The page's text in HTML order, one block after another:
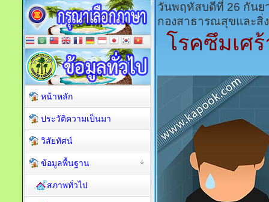
วันพฤหัสบดีที่ 26 กันย
กองสาธารณสุขและสิ่
โรคซึมเศ
หน้าหลัก
ประวัติความเป็นมา
วิสัยทัศน์
ข้อมูลพื้นฐาน
สภาพทั่วไป